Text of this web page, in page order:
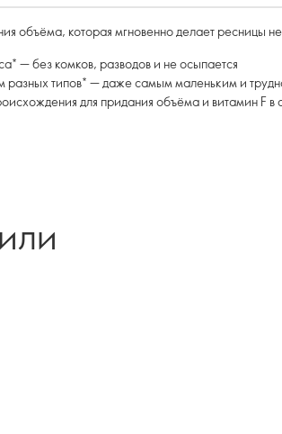
объёма, которая мгновенно делает ресницы
— без комков, разводов и не осыпается
разных типов* — даже самым маленьким и
для придания объёма и витамин F в